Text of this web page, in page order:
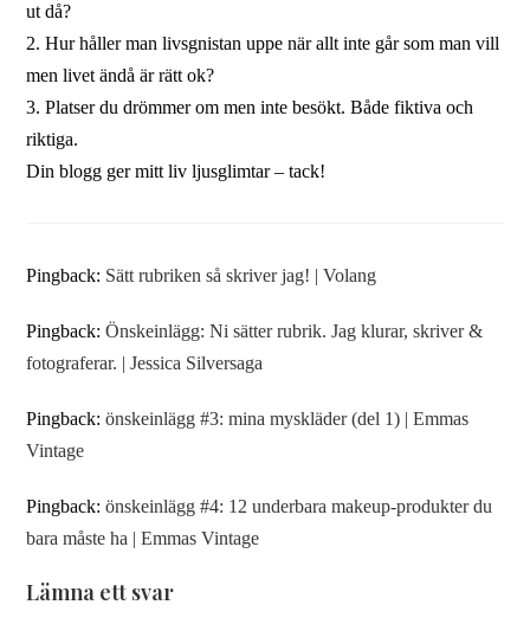
ut då?
2. Hur håller man livsgnistan uppe när allt inte går som man vill
men livet ändå är rätt ok?
3. Platser du drömmer om men inte besökt. Både fiktiva och
riktiga.
Din blogg ger mitt liv ljusglimtar – tack!
Pingback: Sätt rubriken så skriver jag! | Volang
Pingback:Önskeinlägg: Ni sätter rubrik. Jag klurar, skriver &
fotograferar. | Jessica Silversaga
Pingback:önskeinlägg #3: mina myskläder (del 1) | Emmas
Vintage
Pingback:önskeinlägg #4: 12 underbara makeup-produkter du
bara måste ha | Emmas Vintage
Lämna ett svar